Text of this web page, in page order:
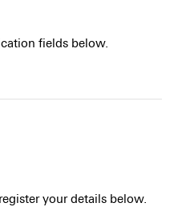
fields below.
your details below.